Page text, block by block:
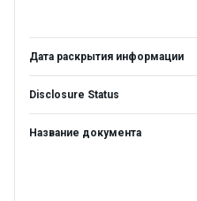
Дата раскрытия информации
Disclosure Status
Название документа